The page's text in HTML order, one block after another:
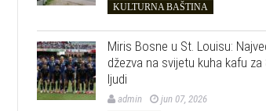
KULTURNA BAŠTINA
Miris Bosne u St. Louisu:
džezva na svijetu kuha kafu za
ljudi
admin jun 07, 2026